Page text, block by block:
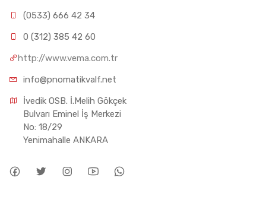
(0533) 666 42 34
0 (312) 385 42 60
http://www.vema.com.tr
info@pnomatikvalf.net
İvedik OSB. İ.Melih Gökçek
Bulvarı Eminel İş Merkezi
No: 18/29
Yenimahalle ANKARA